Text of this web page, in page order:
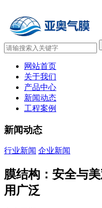
网站首页
关于我们
产品中心
新闻动态
工程案例
新闻动态
行业新闻 企业新闻
膜结构：安全与
用广泛